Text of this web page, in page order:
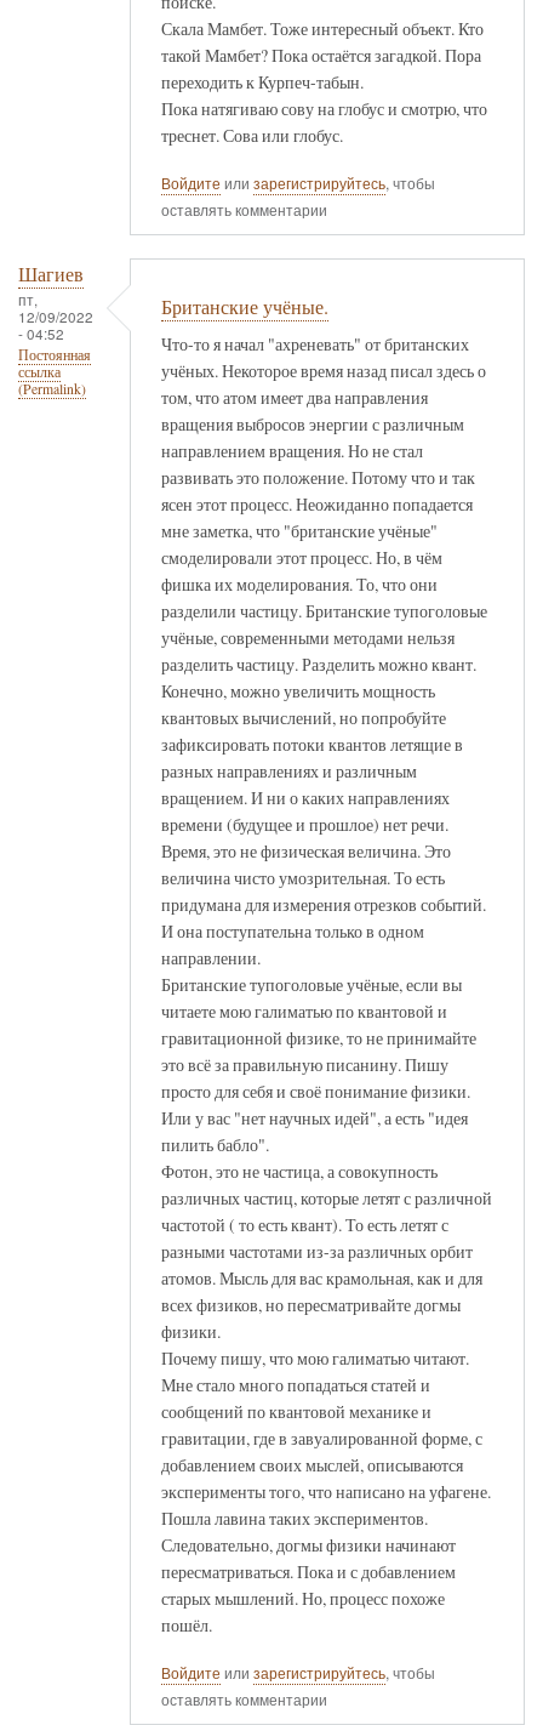
Скала Мамбет. Тоже интересный объект. Кто
такой Мамбет? Пока остаётся загадкой. Пора
переходить к Курпеч-табын.
Пока натягиваю сову на глобус и смотрю, что
треснет. Сова или глобус.
Войдите или зарегистрируйтесь, чтобы
оставлять комментарии
Шагиев
пт,
12/09/2022
- 04:52
Постоянная
ссылка
(Permalink)
Британские учёные.
Что-то я начал "ахреневать" от британских
учёных. Некоторое время назад писал здесь о
том, что атом имеет два направления
вращения выбросов энергии с различным
направлением вращения. Но не стал
развивать это положение. Потому что и так
ясен этот процесс. Неожиданно попадается
мне заметка, что "британские учёные"
смоделировали этот процесс. Но, в чём
фишка их моделирования. То, что они
разделили частицу. Британские тупоголовые
учёные, современными методами нельзя
разделить частицу. Разделить можно квант.
Конечно, можно увеличить мощность
квантовых вычислений, но попробуйте
зафиксировать потоки квантов летящие в
разных направлениях и различным
вращением. И ни о каких направлениях
времени (будущее и прошлое) нет речи.
Время, это не физическая величина. Это
величина чисто умозрительная. То есть
придумана для измерения отрезков событий.
И она поступательна только в одном
направлении.
Британские тупоголовые учёные, если вы
читаете мою галиматью по квантовой и
гравитационной физике, то не принимайте
это всё за правильную писанину. Пишу
просто для себя и своё понимание физики.
Или у вас "нет научных идей", а есть "идея
пилить бабло".
Фотон, это не частица, а совокупность
различных частиц, которые летят с различной
частотой ( то есть квант). То есть летят с
разными частотами из-за различных орбит
атомов. Мысль для вас крамольная, как и для
всех физиков, но пересматривайте догмы
физики.
Почему пишу, что мою галиматью читают.
Мне стало много попадаться статей и
сообщений по квантовой механике и
гравитации, где в завуалированной форме, с
добавлением своих мыслей, описываются
эксперименты того, что написано на уфагене.
Пошла лавина таких экспериментов.
Следовательно, догмы физики начинают
пересматриваться. Пока и с добавлением
старых мышлений. Но, процесс похоже
пошёл.
Войдите или зарегистрируйтесь, чтобы
оставлять комментарии